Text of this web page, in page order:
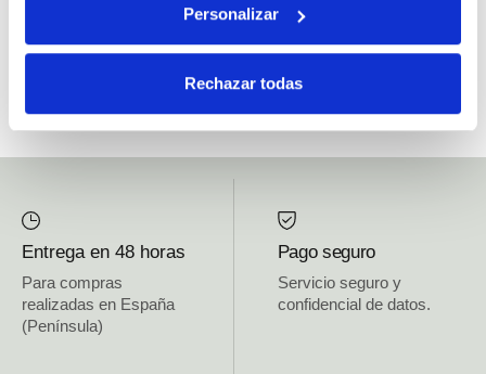
Personalizar
Rechazar todas
SUBSCRIBETE AHORA
Entrega en 48 horas
Para compras
realizadas en España
(Península)
Pago seguro
Servicio seguro y
confidencial de datos.